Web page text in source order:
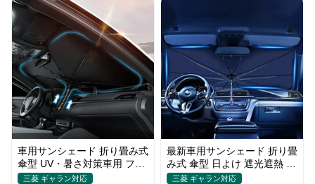
車用サンシェード 折り畳み式
傘型 UV・暑さ対策車用 フロ
ントカバー 収納簡単 おすす
三菱 ギャラン対応
最新車用サンシェード 折り畳
み式 傘型 日よけ 遮光遮熱 放
熱効果倍増 収納ポーチ付き
三菱 ギャラン対応